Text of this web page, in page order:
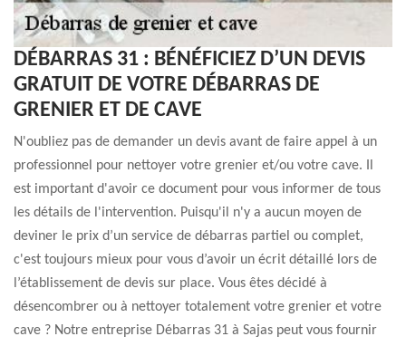
DÉBARRAS 31 : BÉNÉFICIEZ D’UN DEVIS
GRATUIT DE VOTRE DÉBARRAS DE
GRENIER ET DE CAVE
N'oubliez pas de demander un devis avant de faire appel à un
professionnel pour nettoyer votre grenier et/ou votre cave. Il
est important d'avoir ce document pour vous informer de tous
les détails de l'intervention. Puisqu'il n'y a aucun moyen de
deviner le prix d’un service de débarras partiel ou complet,
c'est toujours mieux pour vous d’avoir un écrit détaillé lors de
l’établissement de devis sur place. Vous êtes décidé à
désencombrer ou à nettoyer totalement votre grenier et votre
cave ? Notre entreprise Débarras 31 à Sajas peut vous fournir